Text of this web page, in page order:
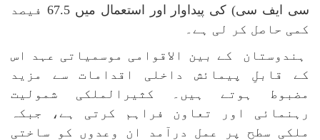
سی ایف سی) کی پیداوار اور استعمال میں 67.5 فیصد
کمی حاصل کر لی ہے۔
ہندوستان کے بین الاقوامی موسمیاتی عہد اس
کے قابلِ پیمائش داخلی اقدامات سے مزید
مضبوط ہوتے ہیں۔ کثیرالملکی شمولیت
رہنمائی اور تعاون فراہم کرتی ہے، جبکہ
ملکی سطح پر عمل درآمد ان وعدوں کو ساختی